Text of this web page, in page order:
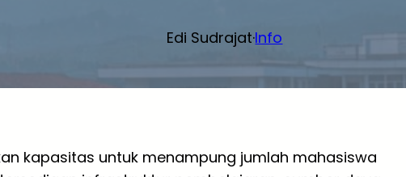
Edi Sudrajat·Info
kapasitas untuk menampung jumlah mahasiswa